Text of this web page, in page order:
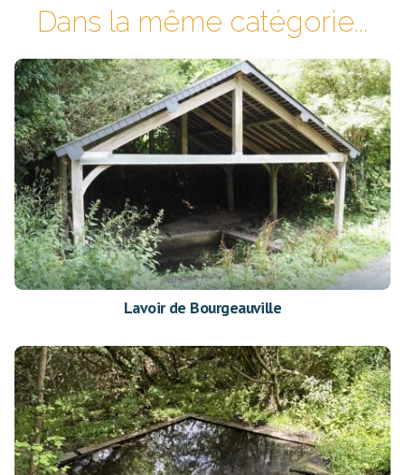
Dans la même catégorie...
Lavoir de Bourgeauville